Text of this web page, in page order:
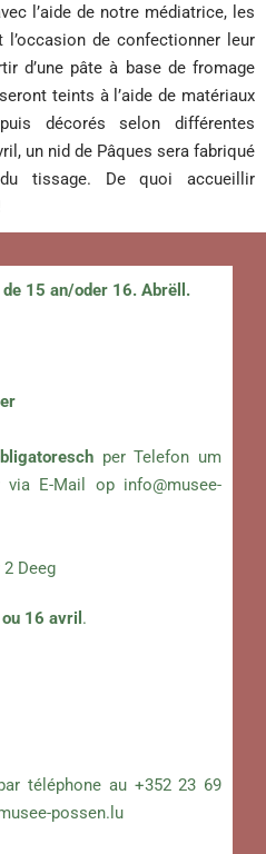
l’aide de notre médiatrice, les
de confectionner leur
d’une pâte à base de fromage
teints à l’aide de matériaux
décorés selon différentes
un nid de Pâques sera fabriqué
tissage. De quoi accueillir
de 15 an/oder 16. Abrëll.
per Telefon um
via E-Mail op info@musee-
Deeg
16 avril .
téléphone au +352 23 69
possen.lu